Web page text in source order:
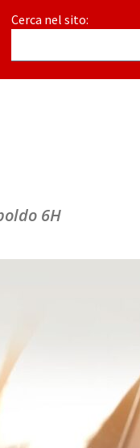
Cerca nel sito:
6H